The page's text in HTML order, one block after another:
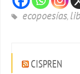
ecopoesías,
CISPREN